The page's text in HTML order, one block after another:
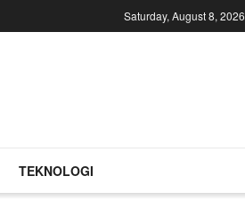
Saturday, August 8, 2026
TEKNOLOGI